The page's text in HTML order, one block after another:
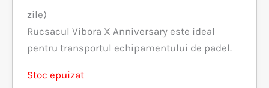
a
este:
zile)
Rucsacul Vibora X Anniversary este ideal
pentru transportul echipamentului de padel.
Stoc epuizat